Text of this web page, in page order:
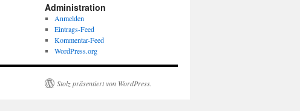
Administration
Anmelden
Eintrags-Feed
Kommentar-Feed
WordPress.org
Stolz präsentiert von WordPress.